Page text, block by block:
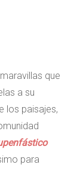
que
a su
los paisajes,
para